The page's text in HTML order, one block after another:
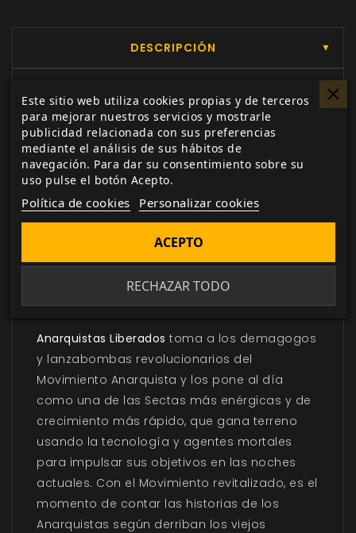
DESCRIPCIÓN ▼
¡Derrocad a los tiranos! ¡Pintad las calles con la
Sangre de los Príncipes y Arzobispos! Con los
dominios Anarquistas incrementando su poder
sobre nuevos territorios cada noche, los
Vástagos no pueden permitirse considerar al
Movimiento una revoltosa mafia de
descarriados Chiquillos. Conforme las
desafortunadas tácticas del pasado han dado
paso a un Movimiento Anarquista más sabio y
elegante, los obsoletos Antiguos y sus lacayos
de Sangre Débil tienen las noches contadas.
Anarquistas Liberados toma a los demagogos
y lanzabombas revolucionarios del
Movimiento Anarquista y los pone al día
como una de las Sectas más enérgicas y de
crecimiento más rápido, que gana terreno
usando la tecnología y agentes mortales
para impulsar sus objetivos en las noches
actuales. Con el Movimiento revitalizado, es el
momento de contar las historias de los
Anarquistas según derriban los viejos
Este sitio web utiliza cookies propias y de terceros
para mejorar nuestros servicios y mostrarle
publicidad relacionada con sus preferencias
mediante el análisis de sus hábitos de
navegación. Para dar su consentimiento sobre su
uso pulse el botón Acepto.
Política de cookies Personalizar cookies
RECHAZAR TODO
ACEPTO